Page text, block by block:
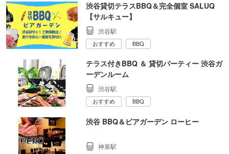
渋谷貸切テラスBBQ＆完全個室 SALUQ
【サルキュー】
渋谷駅
おすすめ BBQ
テラス付きBBQ ＆ 貸切パーティー 渋谷ガ
ーデンルーム
渋谷駅
おすすめ BBQ
渋谷 BBQ＆ビアガーデン ローヒー
神泉駅